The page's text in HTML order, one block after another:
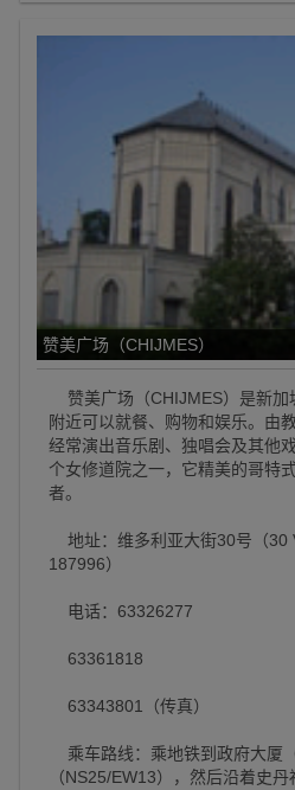
赞美广场（CHIJMES）
赞美广场（CHIJMES）是新加
附近可以就餐、购物和娱乐。由
经常演出音乐剧、独唱会及其他
个女修道院之一，它精美的哥特
者。
地址：维多利亚大街30号（30
187996）
电话：63326277
63361818
63343801（传真）
乘车路线：乘地铁到政府大厦
（NS25/EW13），然后沿着史